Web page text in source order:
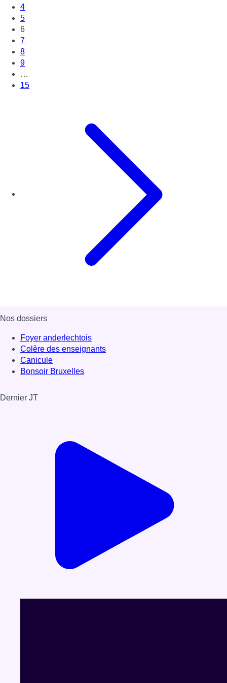
4
5
6
7
8
9
…
15
Nos dossiers
Foyer anderlechtois
Colère des enseignants
Canicule
Bonsoir Bruxelles
Dernier JT